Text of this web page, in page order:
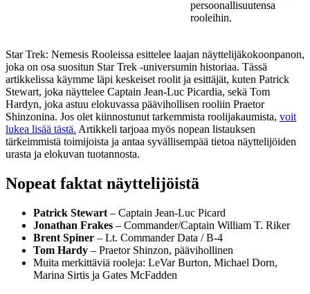
persoonallisuutensa
rooleihin.
Star Trek: Nemesis Rooleissa esittelee laajan näyttelijäkokoonpanon,
joka on osa suositun Star Trek -universumin historiaa. Tässä
artikkelissa käymme läpi keskeiset roolit ja esittäjät, kuten Patrick
Stewart, joka näyttelee Captain Jean-Luc Picardia, sekä Tom
Hardyn, joka astuu elokuvassa päävihollisen rooliin Praetor
Shinzonina. Jos olet kiinnostunut tarkemmista roolijakaumista, voit
lukea lisää tästä. Artikkeli tarjoaa myös nopean listauksen
tärkeimmistä toimijoista ja antaa syvällisempää tietoa näyttelijöiden
urasta ja elokuvan tuotannosta.
Nopeat faktat näyttelijöistä
Patrick Stewart – Captain Jean-Luc Picard
Jonathan Frakes – Commander/Captain William T. Riker
Brent Spiner – Lt. Commander Data / B-4
Tom Hardy – Praetor Shinzon, päävihollinen
Muita merkittäviä rooleja: LeVar Burton, Michael Dorn,
Marina Sirtis ja Gates McFadden